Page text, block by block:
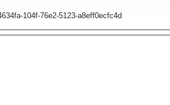
104f-76e2-5123-a8eff0ecfc4d